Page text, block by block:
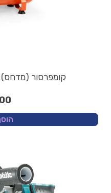
קומפרסור (מדחס) 24 ליטר - 2 כוח
₪